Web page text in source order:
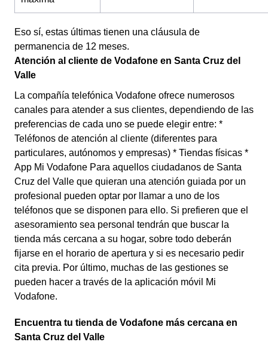
Eso sí, estas últimas tienen una cláusula de
permanencia de 12 meses.
Atención al cliente de Vodafone en Santa Cruz del
Valle
La compañía telefónica Vodafone ofrece numerosos
canales para atender a sus clientes, dependiendo de las
preferencias de cada uno se puede elegir entre: *
Teléfonos de atención al cliente (diferentes para
particulares, autónomos y empresas) * Tiendas físicas *
App Mi Vodafone Para aquellos ciudadanos de Santa
Cruz del Valle que quieran una atención guiada por un
profesional pueden optar por llamar a uno de los
teléfonos que se disponen para ello. Si prefieren que el
asesoramiento sea personal tendrán que buscar la
tienda más cercana a su hogar, sobre todo deberán
fijarse en el horario de apertura y si es necesario pedir
cita previa. Por último, muchas de las gestiones se
pueden hacer a través de la aplicación móvil Mi
Vodafone.
Encuentra tu tienda de Vodafone más cercana en
Santa Cruz del Valle